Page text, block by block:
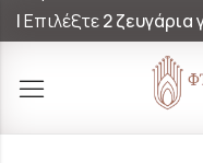
|Επιλέξτε2 ζευγάρια